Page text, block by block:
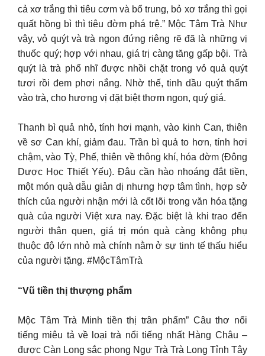
cả xơ trắng thì tiêu cơm và bổ trung, bỏ xơ trắng thì gọi
quất hồng bì thì tiêu đờm phá trệ.” Mộc Tâm Trà Như
vậy, vỏ quýt và trà ngon đứng riêng rẽ đã là những vị
thuốc quý; hợp với nhau, giá trị càng tăng gấp bội. Trà
quýt là trà phổ nhĩ được nhồi chặt trong vỏ quả quýt
tươi rồi đem phơi nắng. Nhờ thế, tinh dầu quýt thấm
vào trà, cho hương vị đặt biệt thơm ngon, quý giá.
Thanh bì quả nhỏ, tính hơi mạnh, vào kinh Can, thiên
về sơ Can khí, giảm đau. Trần bì quả to hơn, tính hơi
chậm, vào Tỳ, Phế, thiên về thông khí, hóa đờm (Đông
Dược Học Thiết Yếu). Đâu cần hào nhoáng đắt tiền,
một món quà dẫu giản dị nhưng hợp tâm tình, hợp sở
thích của người nhận mới là cốt lõi trong văn hóa tặng
quà của người Việt xưa nay. Đặc biệt là khi trao đến
người thân quen, giá trị món quà càng không phụ
thuộc độ lớn nhỏ mà chính nằm ở sự tinh tế thấu hiểu
của người tặng. #MộcTâmTrà
“Vũ tiền thị thượng phẩm
Mộc Tâm Trà Minh tiền thị trân phẩm” Câu thơ nổi
tiếng miêu tả về loại trà nổi tiếng nhất Hàng Châu –
được Càn Long sắc phong Ngự Trà Trà Long Tỉnh Tây